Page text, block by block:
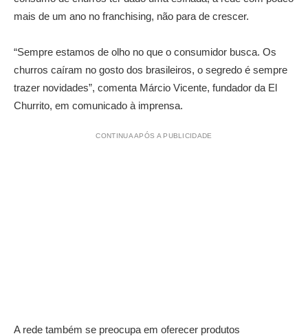
mais de um ano no franchising, não para de crescer.
“Sempre estamos de olho no que o consumidor busca. Os
churros caíram no gosto dos brasileiros, o segredo é sempre
trazer novidades”, comenta Márcio Vicente, fundador da El
Churrito, em comunicado à imprensa.
CONTINUA APÓS A PUBLICIDADE
A rede também se preocupa em oferecer produtos